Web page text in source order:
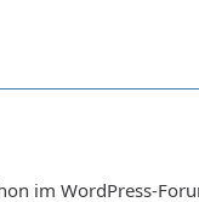
im WordPress-